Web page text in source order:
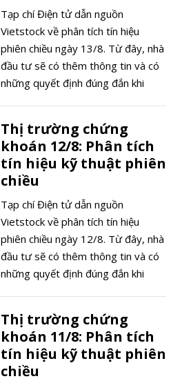
Tạp chí Điện tử dẫn nguồn
Vietstock về phân tích tín hiệu
phiên chiều ngày 13/8. Từ đây, nhà
đầu tư sẽ có thêm thông tin và có
những quyết định đúng đắn khi
Thị trường chứng
khoán 12/8: Phân tích
tín hiệu kỹ thuật phiên
chiều
Tạp chí Điện tử dẫn nguồn
Vietstock về phân tích tín hiệu
phiên chiều ngày 12/8. Từ đây, nhà
đầu tư sẽ có thêm thông tin và có
những quyết định đúng đắn khi
Thị trường chứng
khoán 11/8: Phân tích
tín hiệu kỹ thuật phiên
chiều